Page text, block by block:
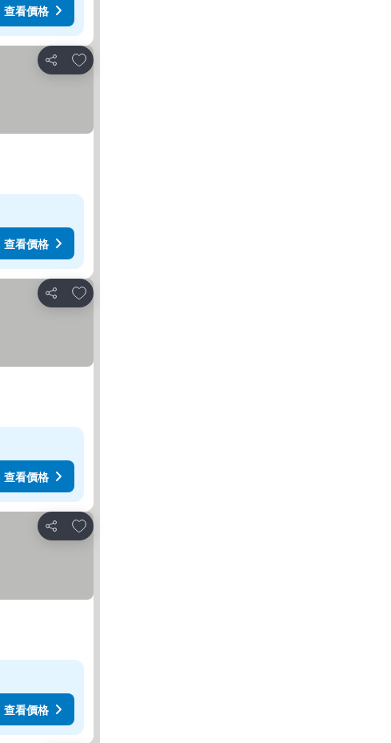
查看價格
分享
放到收藏夾
查看價格
分享
放到收藏夾
查看價格
分享
放到收藏夾
查看價格